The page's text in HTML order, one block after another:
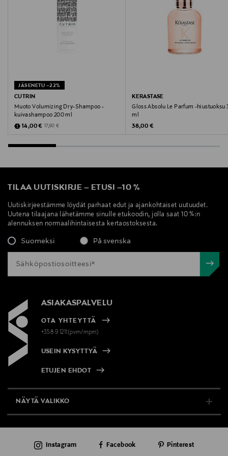
info@fourreasons.fi
JÄSENETU –22%
CUTRIN
Muoto Volumizing Dry-Shampoo -
kuivashampoo 200 ml
Discounted Price
14,00 € Original Price
17,90 €
KERASTASE
Gloss Absolu Le Parfum -hiustuoksu
ml
Original Price
38,00 €
TILAA UUTISKIRJE – ETUSI –10 %
Uutiskirjeestämme löydät parhaat edut ja ajankohtaiset uutuudet.
Uutena tilaajana lähetämme sinulle etukoodin, jolla saat 10 %:n
alennuksen normaalihintaisesta kertaostoksesta.
Suomeksi På svenska
ASIAKASPALVELU
OTA YHTEYTTÄ
+358 9 1211(pvm/mpm)
USEIN KYSYTTYÄ
ETUJEN EHDOT
NÄYTÄ VALIKKO
AJANKOHTAISTA
Instagram Facebook Pinterest